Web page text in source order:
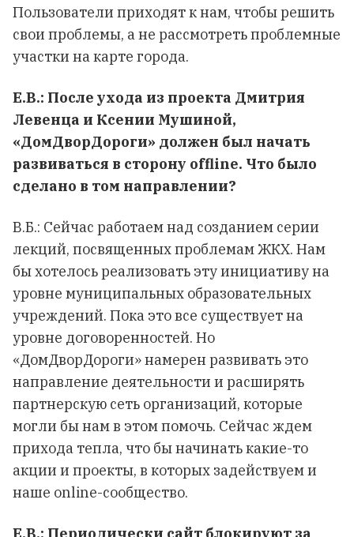
Пользователи приходят к нам, чтобы решить
свои проблемы, а не рассмотреть проблемные
участки на карте города.
Е.В.: После ухода из проекта Дмитрия
Левенца и Ксении Мушиной,
«ДомДворДороги» должен был начать
развиваться в сторону offline. Что было
сделано в том направлении?
В.Б.: Сейчас работаем над созданием серии
лекций, посвященных проблемам ЖКХ. Нам
бы хотелось реализовать эту инициативу на
уровне муниципальных образовательных
учреждений. Пока это все существует на
уровне договоренностей. Но
«ДомДворДороги» намерен развивать это
направление деятельности и расширять
партнерскую сеть организаций, которые
могли бы нам в этом помочь. Сейчас ждем
прихода тепла, что бы начинать какие-то
акции и проекты, в которых задействуем и
наше online-сообщество.